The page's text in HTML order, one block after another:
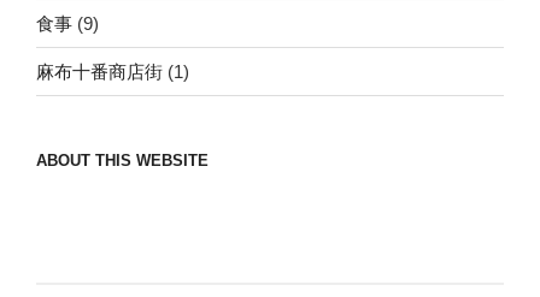
食事 (9)
麻布十番商店街 (1)
ABOUT THIS WEBSITE